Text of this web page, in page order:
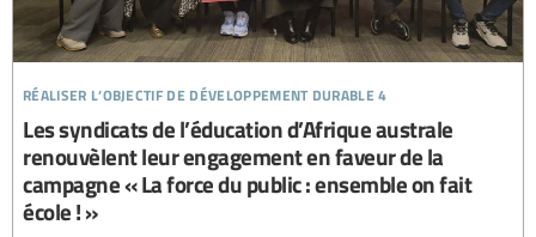
réaliser l’objectif de développement durable 4
Les syndicats de l’éducation d’Afrique australe
renouvèlent leur engagement en faveur de la
campagne « La force du public : ensemble on fait
école ! »